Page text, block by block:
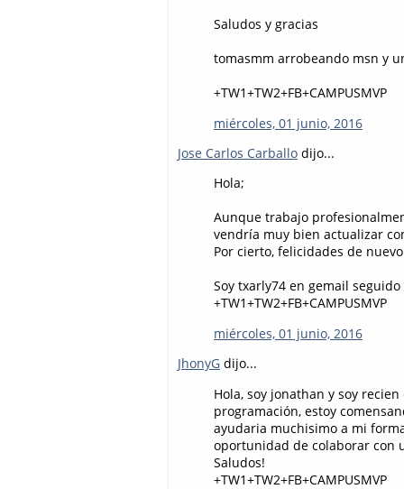
Saludos y gracias
tomasmm arrobeando msn y
+TW1+TW2+FB+CAMPUSMVP
miércoles, 01 junio, 2016
Jose Carlos Carballo dijo...
Hola;
Aunque trabajo
vendría muy bien actualizar
Por cierto, felicidades de
Soy txarly74 en gemail
+TW1+TW2+FB+CAMPUSMVP
miércoles, 01 junio, 2016
JhonyG dijo...
Hola, soy jonathan y soy
programación, estoy
ayudaria muchisimo a mi
oportunidad de colaborar con
Saludos!
+TW1+TW2+FB+CAMPUSMVP